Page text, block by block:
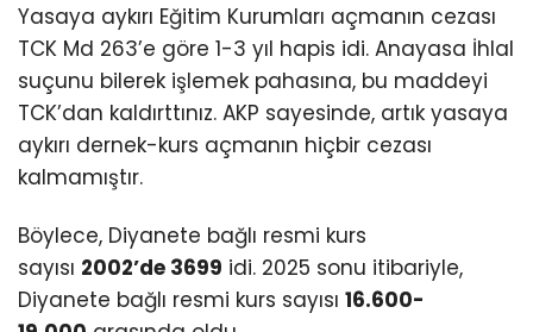
Yasaya aykırı Eğitim Kurumları açmanın cezası
TCK Md 263’e göre 1-3 yıl hapis idi. Anayasa İhlal
suçunu bilerek işlemek pahasına, bu maddeyi
TCK’dan kaldırttınız. AKP sayesinde, artık yasaya
aykırı dernek-kurs açmanın hiçbir cezası
kalmamıştır.
Böylece, Diyanete bağlı resmi kurs
sayısı 2002’de 3699 idi. 2025 sonu itibariyle,
Diyanete bağlı resmi kurs sayısı 16.600-